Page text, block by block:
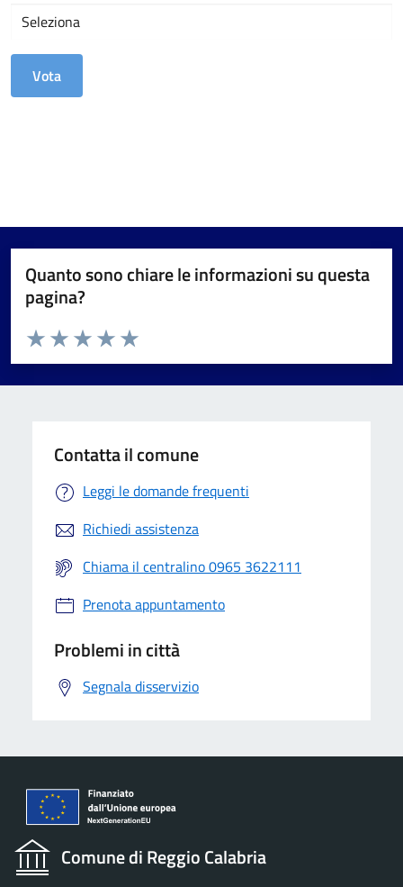
Quanto sono chiare le informazioni su questa
pagina?
Valuta da 1 a 5 stelle la pagina
Valuta 5 stelle su 5
Valuta 4 stelle su 5
Valuta 3 stelle su 5
Valuta 2 stelle su 5
Valuta 1 stelle su 5
Contatta il comune
Leggi le domande frequenti
Richiedi assistenza
Chiama il centralino 0965 3622111
Prenota appuntamento
Problemi in città
Segnala disservizio
Comune di Reggio Calabria